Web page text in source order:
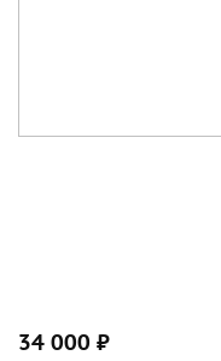
34 000 ₽